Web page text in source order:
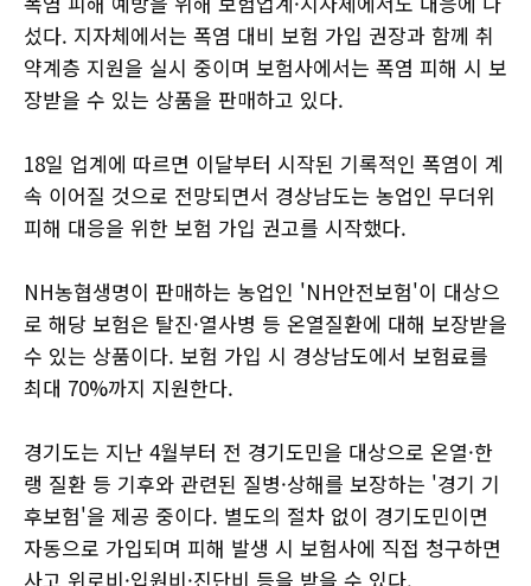
섰다. 지자체에서는 폭염 대비 보험 가입 권장과 함께 취
약계층 지원을 실시 중이며 보험사에서는 폭염 피해 시 보
장받을 수 있는 상품을 판매하고 있다.
18일 업계에 따르면 이달부터 시작된 기록적인 폭염이 계
속 이어질 것으로 전망되면서 경상남도는 농업인 무더위
피해 대응을 위한 보험 가입 권고를 시작했다.
NH농협생명이 판매하는 농업인 'NH안전보험'이 대상으
로 해당 보험은 탈진·열사병 등 온열질환에 대해 보장받을
수 있는 상품이다. 보험 가입 시 경상남도에서 보험료를
최대 70%까지 지원한다.
경기도는 지난 4월부터 전 경기도민을 대상으로 온열·한
랭 질환 등 기후와 관련된 질병·상해를 보장하는 '경기 기
후보험'을 제공 중이다. 별도의 절차 없이 경기도민이면
자동으로 가입되며 피해 발생 시 보험사에 직접 청구하면
사고 위로비·입원비·진단비 등을 받을 수 있다.